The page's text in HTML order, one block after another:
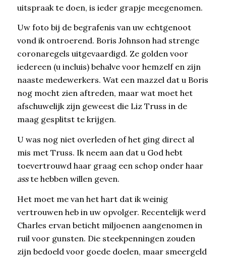
uitspraak te doen, is ieder grapje meegenomen.
Uw foto bij de begrafenis van uw echtgenoot
vond ik ontroerend. Boris Johnson had strenge
coronaregels uitgevaardigd. Ze golden voor
iedereen (u incluis) behalve voor hemzelf en zijn
naaste medewerkers. Wat een mazzel dat u Boris
nog mocht zien aftreden, maar wat moet het
afschuwelijk zijn geweest die Liz Truss in de
maag gesplitst te krijgen.
U was nog niet overleden of het ging direct al
mis met Truss. Ik neem aan dat u God hebt
toevertrouwd haar graag een schop onder haar
asste hebben willen geven.
Het moet me van het hart dat ik weinig
vertrouwen heb in uw opvolger. Recentelijk werd
Charles ervan beticht miljoenen aangenomen in
ruil voor gunsten. Die steekpenningen zouden
zijn bedoeld voor goede doelen, maar smeergeld